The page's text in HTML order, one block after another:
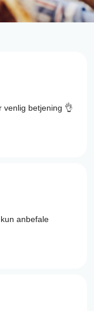
venlig betjening 👌
anbefale